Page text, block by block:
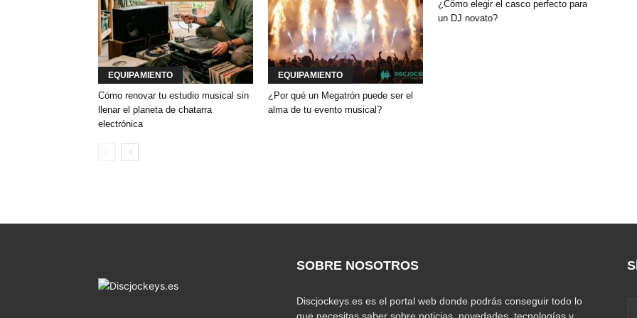
EQUIPAMIENTO
Cómo renovar tu estudio musical sin
llenar el planeta de chatarra
electrónica
EQUIPAMIENTO
¿Por qué un Megatrón puede ser el
alma de tu evento musical?
¿Cómo elegir el casco perfecto para
un DJ novato?
SOBRE NOSOTROS
Discjockeys.es es el portal web donde podrás conseguir todo lo